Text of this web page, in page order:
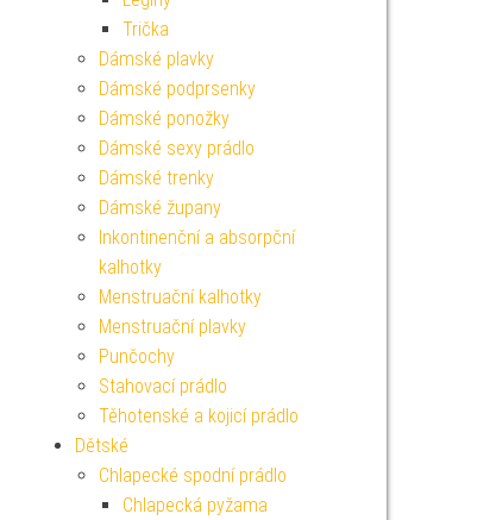
Trička
Dámské plavky
Dámské podprsenky
Dámské ponožky
Dámské sexy prádlo
Dámské trenky
Dámské župany
Inkontinenční a absorpční
kalhotky
Menstruační kalhotky
Menstruační plavky
Punčochy
Stahovací prádlo
Těhotenské a kojicí prádlo
Dětské
Chlapecké spodní prádlo
Chlapecká pyžama